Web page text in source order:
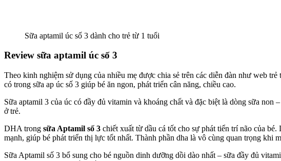
Sữa aptamil úc số 3 dành cho trẻ từ 1 tuổi
Review sữa aptamil úc số 3
Theo kinh nghiệm sử dụng của nhiều mẹ được chia sẻ trên các diễn đàn như web
có trong sữa ap úc số 3 giúp bé ăn ngon, phát triển cân năng, chiều cao.
Sữa aptamil 3 của úc có đầy đủ vitamin và khoáng chất và đặc biệt là dòng sữa
ở trẻ.
DHA trong sữa Aptamil số 3 chiết xuất từ dầu cá tốt cho sự phát tiển trí não của
mạnh, giúp bé phát triển thị lực tốt nhất. Thành phần dha là vô cùng quan trọng khi
Sữa Aptamil số 3 bổ sung cho bé nguồn dinh dưỡng dồi dào nhất – sữa đầy đủ